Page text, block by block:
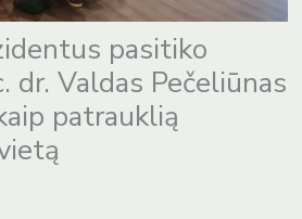
pasitiko
dr. Valdas Pečeliūnas
patrauklią